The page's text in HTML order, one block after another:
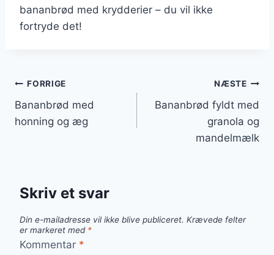
bananbrød med krydderier – du vil ikke
fortryde det!
Indlægsnavigation
FORRIGE
Bananbrød med
honning og æg
NÆSTE
Bananbrød fyldt med
granola og
mandelmælk
Skriv et svar
Din e-mailadresse vil ikke blive publiceret. Krævede felter
er markeret med *
Kommentar *